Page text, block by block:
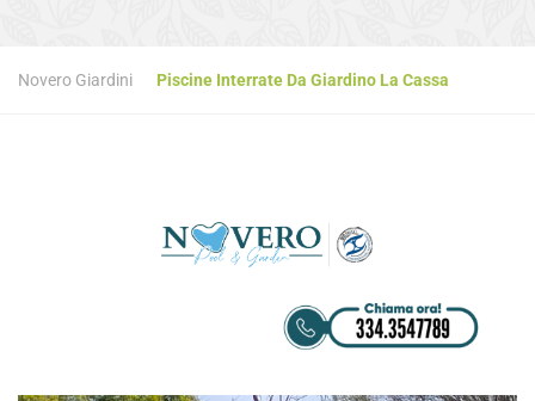
Novero Giardini Piscine Interrate Da Giardino La Cassa